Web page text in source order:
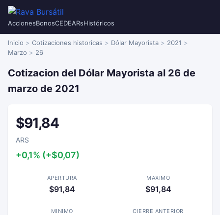
AccionesBonosCEDEARsHistóricos
Inicio Cotizaciones historicas Dólar Mayorista
2021
Marzo
26
Cotizacion del Dólar Mayorista al 26 de
marzo de 2021
$91,84
ARS
+0,1% (+$0,07)
APERTURA
$91,84
MAXIMO
$91,84
MINIMO CIERRE ANTERIOR